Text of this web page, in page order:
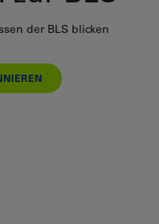
der BLS blicken